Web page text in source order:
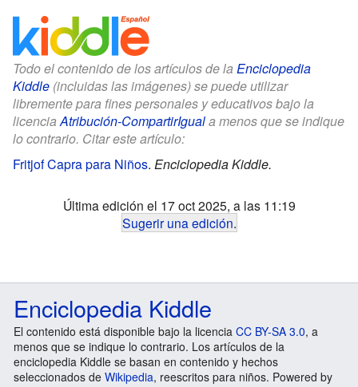
Todo el contenido de los artículos de la Enciclopedia
Kiddle (incluidas las imágenes) se puede utilizar
libremente para fines personales y educativos bajo la
licenciaAtribución-CompartirIguala menos que se indique
lo contrario. Citar este artículo:
Fritjof Capra para Niños. Enciclopedia Kiddle.
Última edición el 17 oct 2025, a las 11:19
Sugerir una edición.
Enciclopedia Kiddle
El contenido está disponible bajo la licencia CC BY-SA 3.0, a
menos que se indique lo contrario. Los artículos de la
enciclopedia Kiddle se basan en contenido y hechos
seleccionados de Wikipedia, reescritos para niños. Powered by